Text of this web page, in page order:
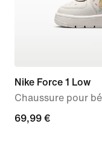
Nike Force 1 Low
Chaussure pour
69,99 €
69,99 €